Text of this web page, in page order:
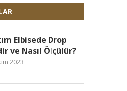
Elbisede Drop
ve Nasıl Ölçülür?
2023